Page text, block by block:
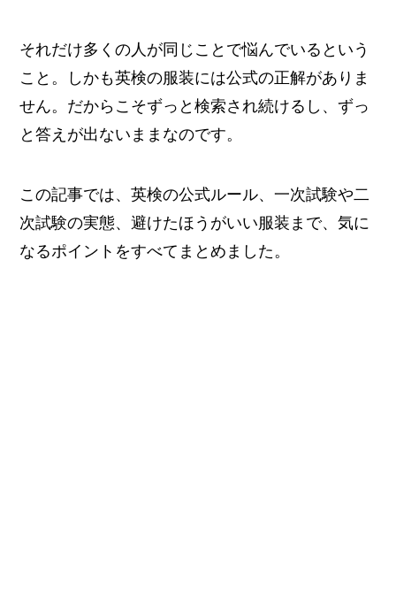
それだけ多くの人が同じことで悩んでいるという
こと。しかも英検の服装には公式の正解がありま
せん。だからこそずっと検索され続けるし、ずっ
と答えが出ないままなのです。
この記事では、英検の公式ルール、一次試験や二
次試験の実態、避けたほうがいい服装まで、気に
なるポイントをすべてまとめました。